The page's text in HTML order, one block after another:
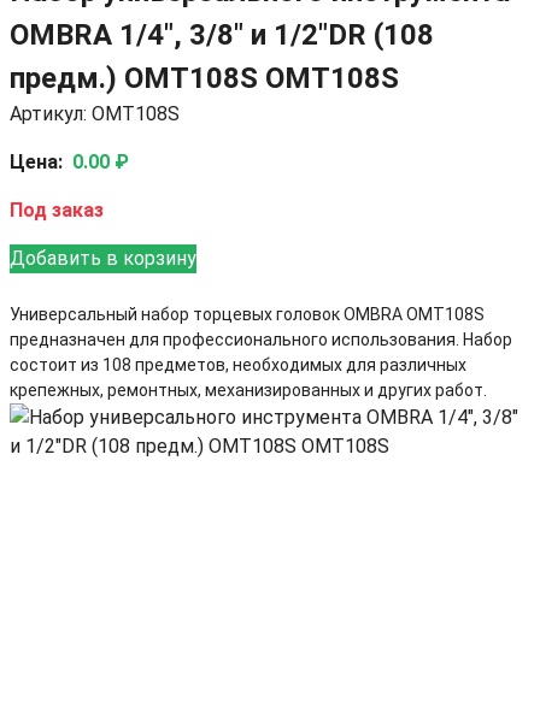
OMBRA 1/4", 3/8" и 1/2"DR (108
предм.) OMT108S OMT108S
Артикул: OMT108S
Цена: 0.00 ₽
Под заказ
Добавить в корзину
Универсальный набор торцевых головок OMBRA OMT108S
предназначен для профессионального использования. Набор
состоит из 108 предметов, необходимых для различных
крепежных, ремонтных, механизированных и других работ.